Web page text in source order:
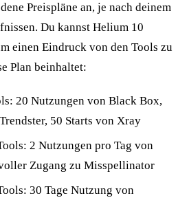
Preispläne an, je nach deinem
Du kannst Helium 10
einen Eindruck von den Tools zu
Plan beinhaltet:
20 Nutzungen von Black Box,
50 Starts von Xray
2 Nutzungen pro Tag von
Zugang zu Misspellinator
30 Tage Nutzung von